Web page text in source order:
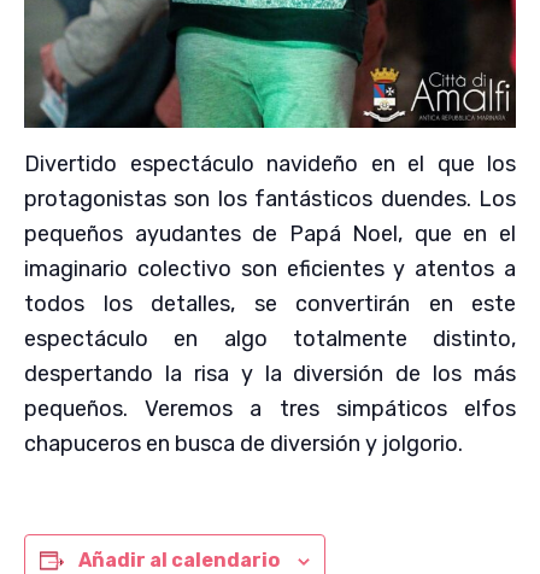
Divertido espectáculo navideño en el que los
protagonistas son los fantásticos duendes. Los
pequeños ayudantes de Papá Noel, que en el
imaginario colectivo son eficientes y atentos a
todos los detalles, se convertirán en este
espectáculo en algo totalmente distinto,
despertando la risa y la diversión de los más
pequeños. Veremos a tres simpáticos elfos
chapuceros en busca de diversión y jolgorio.
Añadir al calendario